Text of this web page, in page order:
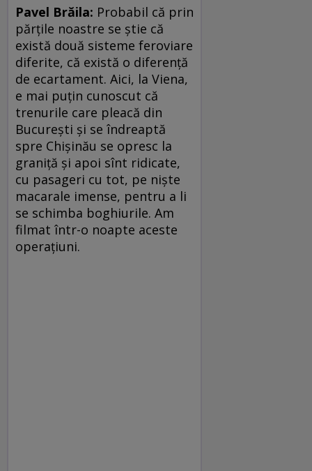
Pavel Brăila: Probabil că prin
părţile noastre se ştie că
există două sisteme feroviare
diferite, că există o diferenţă
de ecartament. Aici, la Viena,
e mai puţin cunoscut că
trenurile care pleacă din
Bucureşti şi se îndreaptă
spre Chişinău se opresc la
graniţă şi apoi sînt ridicate,
cu pasageri cu tot, pe nişte
macarale imense, pentru a li
se schimba boghiurile. Am
filmat într-o noapte aceste
operaţiuni.